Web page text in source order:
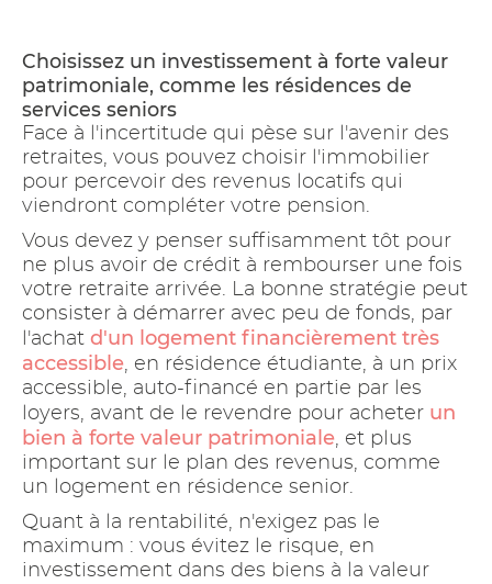
Choisissez un investissement à forte valeur
patrimoniale, comme les résidences de
services seniors
Face à l'incertitude qui pèse sur l'avenir des
retraites, vous pouvez choisir l'immobilier
pour percevoir des revenus locatifs qui
viendront compléter votre pension.
Vous devez y penser suffisamment tôt pour
ne plus avoir de crédit à rembourser une fois
votre retraite arrivée. La bonne stratégie peut
consister à démarrer avec peu de fonds, par
l'achat d'un logement financièrement très
accessible, en résidence étudiante, à un prix
accessible, auto-financé en partie par les
loyers, avant de le revendre pour acheter un
bien à forte valeur patrimoniale, et plus
important sur le plan des revenus, comme
un logement en résidence senior.
Quant à la rentabilité, n'exigez pas le
maximum : vous évitez le risque, en
investissement dans des biens à la valeur